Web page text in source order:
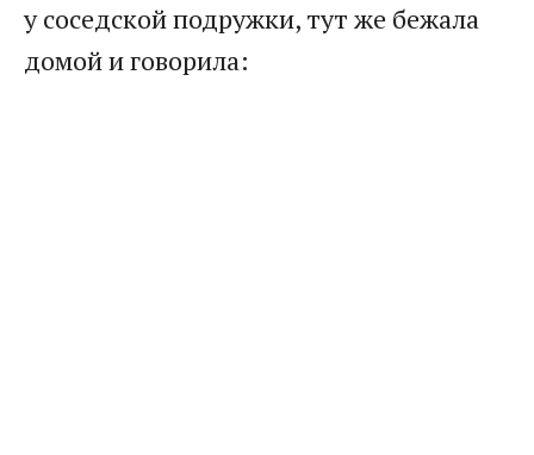
у соседской подружки, тут же бежала
домой и говорила: